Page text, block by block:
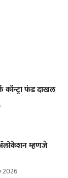
फंड दाखल
म्हणजे
2026